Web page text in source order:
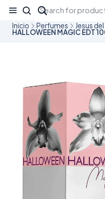
¡APROVECHA NUESTRAS
Inicio Perfumes Jesus
HALLOWEEN MAGIC EDT